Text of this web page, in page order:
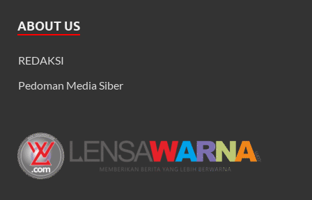
ABOUT US
REDAKSI
Pedoman Media Siber